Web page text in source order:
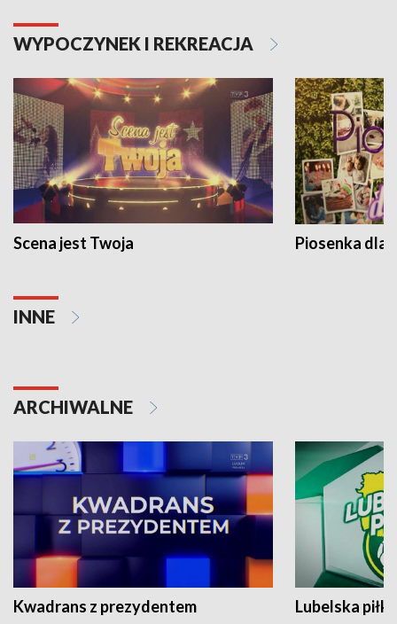
WYPOCZYNEK I REKREACJA
Scena jest Twoja Piosenka dla
INNE
ARCHIWALNE
Kwadrans z prezydentem Lubelska piłka